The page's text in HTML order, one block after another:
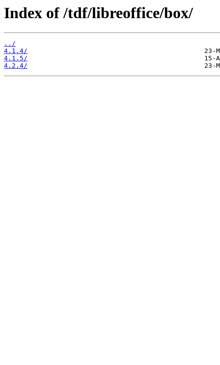
Index of /tdf/libreoffice/box/
../
4.1.4/
4.1.5/
4.2.4/